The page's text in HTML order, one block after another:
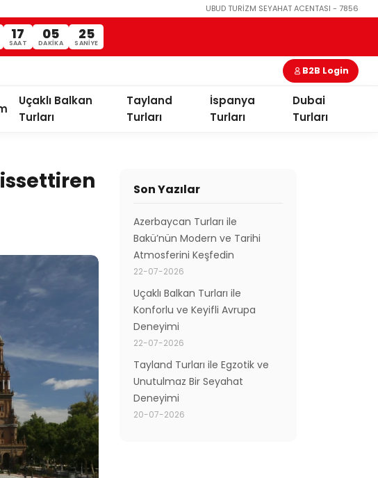
UBUD TURİZM SEYAHAT ACENTASI - 7856
17
SAAT
05
DAKIKA
24
SANIYE
B2B Login
Uçaklı Balkan
Turları
Tayland
Turları
İspanya
Turları
Dubai
Turları
Son Yazılar
Azerbaycan Turları ile
Bakü’nün Modern ve Tarihi
Atmosferini Keşfedin
22-07-2026
Uçaklı Balkan Turları ile
Konforlu ve Keyifli Avrupa
Deneyimi
22-07-2026
Tayland Turları ile Egzotik ve
Unutulmaz Bir Seyahat
Deneyimi
20-07-2026